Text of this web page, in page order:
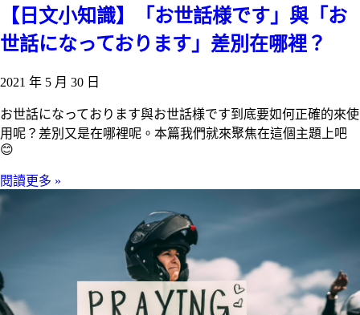
【日文小知識】「お世話様です」與「お
世話になっております」差別在哪裡？
2021 年 5 月 30 日
お世話になっております與お世話様です到底要如何正確的來使
用呢？差別又是在哪裡呢。本篇我們就來聚焦在這個主題上吧
😊
閱讀更多 »